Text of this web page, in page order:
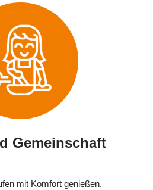
Gemeinschaft
mit Komfort genießen,